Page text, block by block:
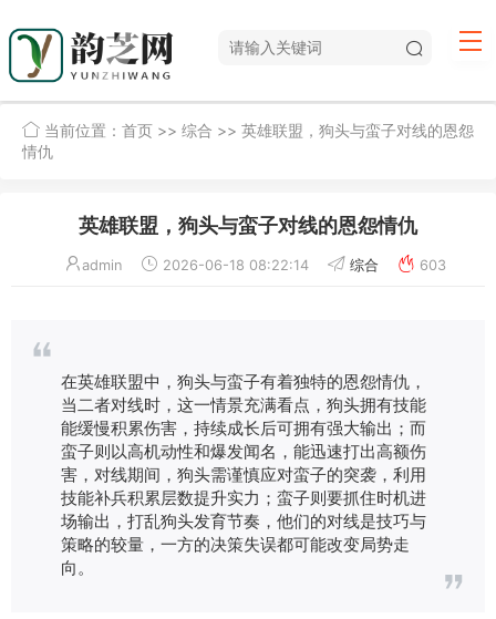
当前位置： 首页 >> 综合 >> 英雄联盟，狗头与蛮子对线的恩怨
情仇
英雄联盟，狗头与蛮子对线的恩怨情仇
admin 2026-06-18 08:22:14 综合 603
在英雄联盟中，狗头与蛮子有着独特的恩怨情仇，
当二者对线时，这一情景充满看点，狗头拥有技能
能缓慢积累伤害，持续成长后可拥有强大输出；而
蛮子则以高机动性和爆发闻名，能迅速打出高额伤
害，对线期间，狗头需谨慎应对蛮子的突袭，利用
技能补兵积累层数提升实力；蛮子则要抓住时机进
场输出，打乱狗头发育节奏，他们的对线是技巧与
策略的较量，一方的决策失误都可能改变局势走
向。